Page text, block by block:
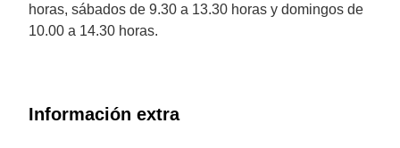
horas, sábados de 9.30 a 13.30 horas y domingos de
10.00 a 14.30 horas.
Información extra